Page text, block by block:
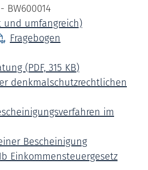
- BW600014
und umfangreich)
Fragebogen
(PDF, 315 KB)
denkmalschutzrechtlichen
im
Bescheinigung
Einkommensteuergesetz